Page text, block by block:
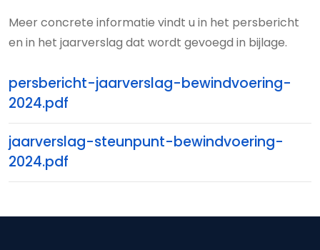
Meer concrete informatie vindt u in het persbericht
en in het jaarverslag dat wordt gevoegd in bijlage.
persbericht-jaarverslag-bewindvoering-
2024.pdf
jaarverslag-steunpunt-bewindvoering-
2024.pdf